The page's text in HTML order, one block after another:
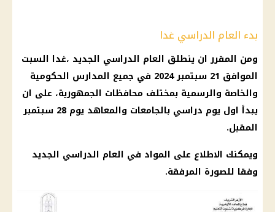
بدء العام الدراسي غدا
ومن المقرر ان ينطلق العام الدراسي الجديد ،غدا السبت
الموافق 21
سبتمبر2024 في جميع
المدارس الحكومية
والخاصة والرسمية بمختلف محافظات الجمهورية، على ان
يبدأ اول يوم دراسي بالجامعات والمعاهد يوم
سبتمبر
المقبل.
ويمكنك الاطلاع على المواد في العام الدراسي الجديد
وفقا للصورة المرفقة.